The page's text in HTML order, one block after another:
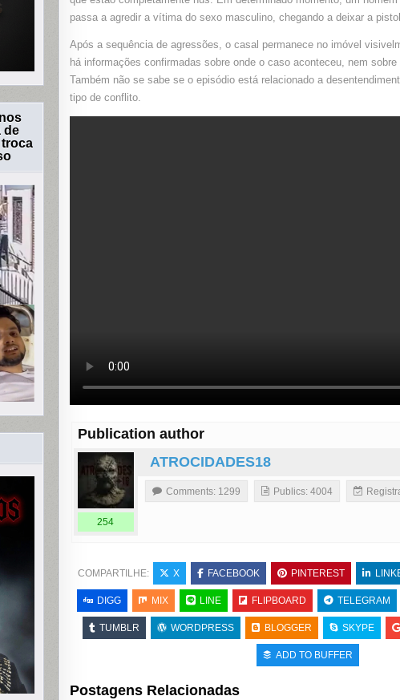
passa a agredir a vítima do sexo masculino, chegando a deixar a
Após a sequência de agressões, o casal permanece no imóvel
há informações confirmadas sobre onde o caso aconteceu, nem
Também não se sabe se o episódio está relacionado a
tipo de conflito.
Publication author
ATROCIDADES18
254
Comments: 1299 Publics: 4004
COMPARTILHE: X FACEBOOK PINTEREST
DIGG MIX LINE FLIPBOARD TELEGRAM
TUMBLR WORDPRESS BLOGGER SKYPE
ADD TO BUFFER
Postagens Relacionadas
de